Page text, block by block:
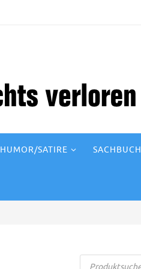
HUMOR/SATIRE SACHBUCH
Products